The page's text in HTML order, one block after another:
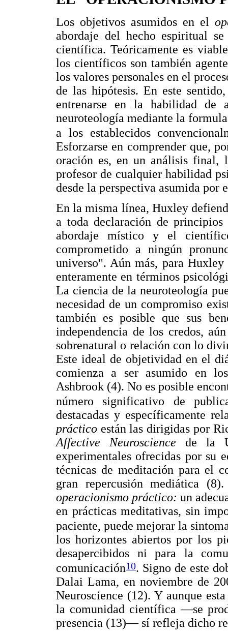
Los objetivos asumidos en el
abordaje del hecho espiritual
científica. Teóricamente es
los científicos son también
los valores personales en el
de las hipótesis. En este
entrenarse en la habilidad de
neuroteología mediante la
a los establecidos
Esforzarse en comprender que,
oración es, en un análisis final,
profesor de cualquier habilidad
desde la perspectiva asumida por
En la misma línea, Huxley
a toda declaración de
abordaje místico y el
comprometido a ningún
universo". Aún más, para
enteramente en términos
La ciencia de la neuroteología
necesidad de un compromiso
también es posible que sus
independencia de los credos,
sobrenatural o relación con lo
Este ideal de objetividad en el
comienza a ser asumido en
Ashbrook (4). No es posible
número significativo de
destacadas y específicamente
práctico están las dirigidas por
Affective Neuroscience de la
experimentales ofrecidas por su
técnicas de meditación para el
gran repercusión mediática
operacionismo práctico:un
en prácticas meditativas, sin
paciente, puede mejorar la
los horizontes abiertos por los
desapercibidos ni para la
comunicación10. Signo de este
Dalai Lama, en noviembre de
Neuroscience (12). Y aunque
la comunidad científica —se
presencia (13)— sí refleja dicho